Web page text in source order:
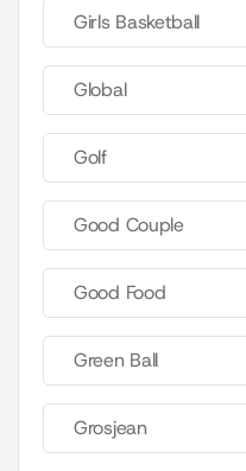
Girls Basketball
Global
Golf
Good Couple
Good Food
Green Ball
Grosjean